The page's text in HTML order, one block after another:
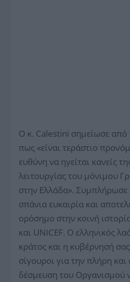
Ο κ. Calestini σημείωσε από
πως «είναι τεράστιο
ευθύνη να ηγείται κανείς
λειτουργίας του μόνιμου
στην Ελλάδα». Συμπλήρωσε
σπάνια ευκαιρία και
ορόσημο στην κοινή
και UNICEF. Ο ελληνικός
κράτος και η κυβέρνησή
σίγουροι για την πλήρη και
δέσμευση του Οργανισμού